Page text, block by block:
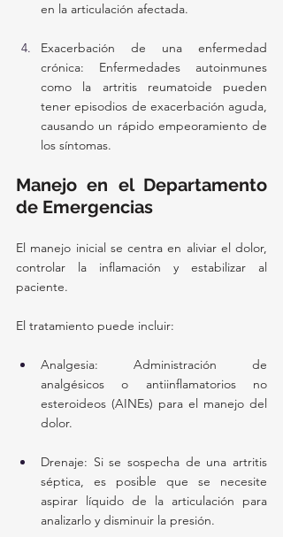
en la articulación afectada.
Exacerbación de una enfermedad
crónica: Enfermedades autoinmunes
como la artritis reumatoide pueden
tener episodios de exacerbación aguda,
causando un rápido empeoramiento de
los síntomas.
Manejo en el Departamento
de Emergencias
El manejo inicial se centra en aliviar el dolor,
controlar la inflamación y estabilizar al
paciente.
El tratamiento puede incluir:
Analgesia: Administración de
analgésicos o antiinflamatorios no
esteroideos (AINEs) para el manejo del
dolor.
Drenaje: Si se sospecha de una artritis
séptica, es posible que se necesite
aspirar líquido de la articulación para
analizarlo y disminuir la presión.